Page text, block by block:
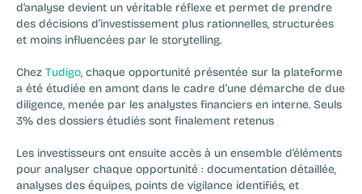
d’analyse devient un véritable réflexe et permet de prendre
des décisions d’investissement plus rationnelles, structurées
et moins influencées par le storytelling.
Chez Tudigo, chaque opportunité présentée sur la plateforme
a été étudiée en amont dans le cadre d’une démarche de due
diligence, menée par les analystes financiers en interne. Seuls
3% des dossiers étudiés sont finalement retenus
Les investisseurs ont ensuite accès à un ensemble d’éléments
pour analyser chaque opportunité : documentation détaillée,
analyses des équipes, points de vigilance identifiés, et